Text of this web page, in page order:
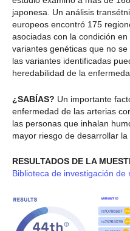
japonesa. Un análisis
europeos encontró 175
asociadas con la condición
variantes genéticas que no
las variantes identificadas
heredabilidad de la
¿SABÍAS? Un importante
enfermedad de las arterias
las personas que inhalan
mayor riesgo de desarrollar la
RESULTADOS DE LA
Biblioteca de investigación de